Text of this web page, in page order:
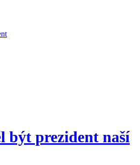
být prezident naší